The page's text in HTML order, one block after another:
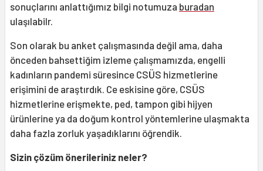
sonuçlarını anlattığımız bilgi notumuza buradan
ulaşılabilr.
Son olarak bu anket çalışmasında değil ama, daha
önceden bahsettiğim izleme çalışmamızda, engelli
kadınların pandemi süresince CSÜS hizmetlerine
erişimini de araştırdık. Ce eskisine göre, CSÜS
hizmetlerine erişmekte, ped, tampon gibi hijyen
ürünlerine ya da doğum kontrol yöntemlerine ulaşmakta
daha fazla zorluk yaşadıklarını öğrendik.
Sizin çözüm önerileriniz neler?